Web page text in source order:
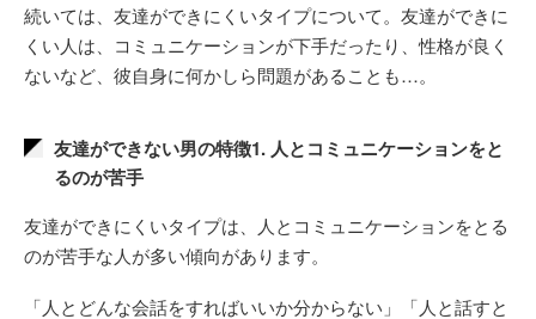
続いては、友達ができにくいタイプについて。友達ができに
くい人は、コミュニケーションが下手だったり、性格が良く
ないなど、彼自身に何かしら問題があることも…。
友達ができない男の特徴1. 人とコミュニケーションをと
るのが苦手
友達ができにくいタイプは、人とコミュニケーションをとる
のが苦手な人が多い傾向があります。
「人とどんな会話をすればいいか分からない」「人と話すと